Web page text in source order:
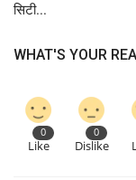
सिटी...
WHAT'S YOUR
0
Like
0
Dislike